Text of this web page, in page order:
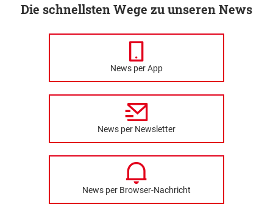
Die schnellsten Wege zu unseren News
News per App
News per Newsletter
News per Browser-Nachricht